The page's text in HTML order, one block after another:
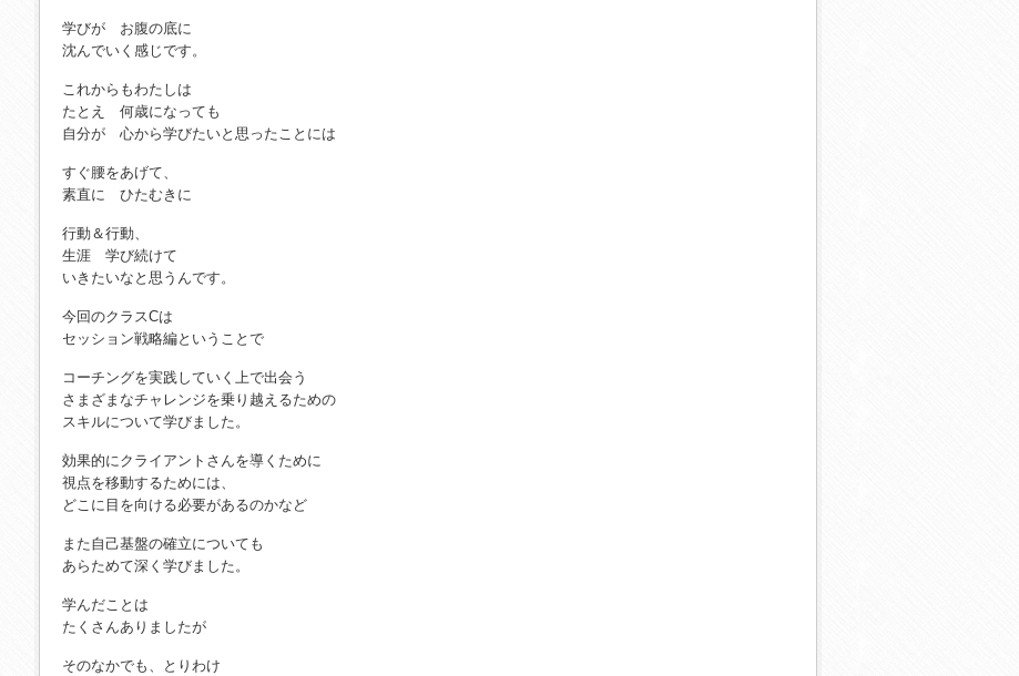
学びが お腹の底に
沈んでいく感じです。
これからもわたしは
たとえ 何歳になっても
自分が 心から学びたいと思ったことには
すぐ腰をあげて、
素直に ひたむきに
行動＆行動、
生涯 学び続けて
いきたいなと思うんです。
今回のクラスCは
セッション戦略編ということで
コーチングを実践していく上で出会う
さまざまなチャレンジを乗り越えるための
スキルについて学びました。
効果的にクライアントさんを導くために
視点を移動するためには、
どこに目を向ける必要があるのかなど
また自己基盤の確立についても
あらためて深く学びました。
学んだことは
たくさんありましたが
そのなかでも、とりわけ